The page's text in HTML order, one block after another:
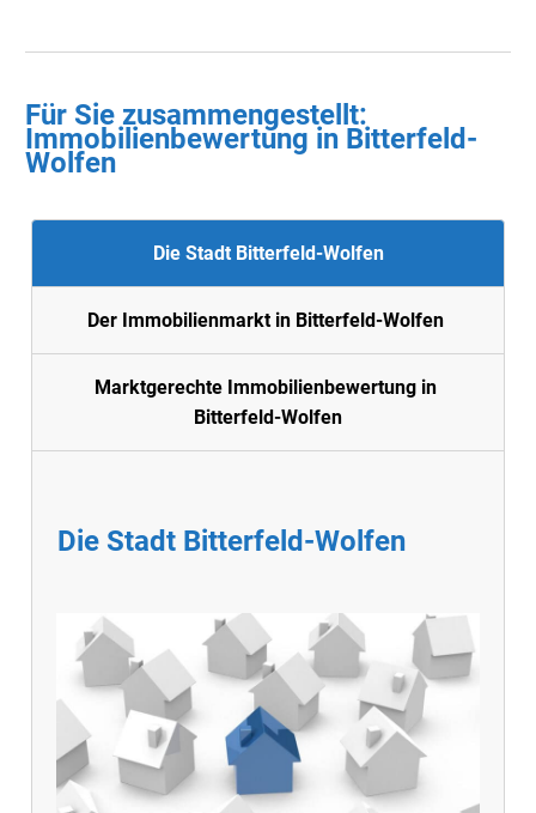
Für Sie zusammengestellt :
Immobilienbewertung in Bitterfeld-
Wolfen
Die Stadt Bitterfeld-Wolfen
Der Immobilienmarkt in Bitterfeld-Wolfen
Marktgerechte Immobilienbewertung in
Bitterfeld-Wolfen
Die Stadt Bitterfeld-Wolfen